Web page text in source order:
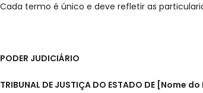
Cada termo é único e deve refletir as
PODER JUDICIÁRIO
TRIBUNAL DE JUSTIÇA DO ESTADO DE [Nome